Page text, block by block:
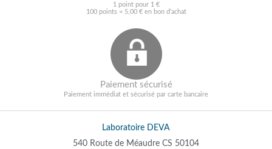
1 point pour 1 €
100 points = 5,00 € en bon d'achat
Paiement sécurisé
Paiement immédiat et sécurisé par carte bancaire
Laboratoire DEVA
540 Route de Méaudre CS 50104